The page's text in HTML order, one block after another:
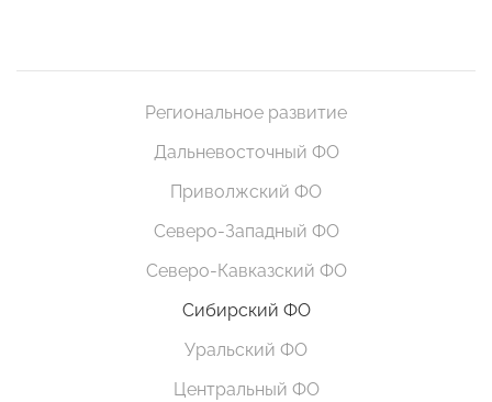
Региональное развитие
Дальневосточный ФО
Приволжский ФО
Северо-Западный ФО
Северо-Кавказский ФО
Сибирский ФО
Уральский ФО
Центральный ФО